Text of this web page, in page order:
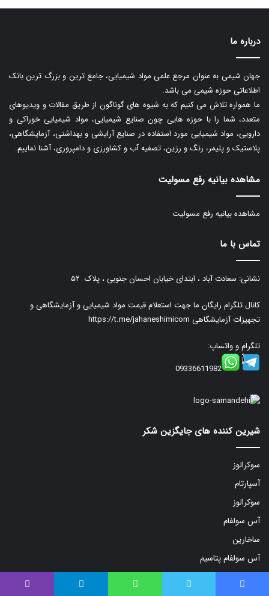
درباره ما
جهان شیمی به عنوان مرجع علمی مواد شیمیایی، جامع ترین و بزرگ ترین بانک
اطلاعاتی حوزه شیمی می باشد.
ما همواره تلاش می کنیم که به شیوه های گوناگون از طریق مقالات و ویدیوهای
متعدد، شما را با حوزه هایی چون صنایع شیمیایی، مواد شیمیایی خوراکی و
دارویی، مواد شیمیایی مورد استفاده در صنایع آرایشی و بهداشتی، آزمایشگاهی،
پلاستیک و پلیمر، رنگ و رزین، تصفیه آب و کشاورزی و دامپروری، آشنا نماییم.
مشاهده بیانیه رفع مسولیت
مشاهده بیانیه رفع مسولیت
تماس با ما
نشانی: سعادت آباد ، ابتدای خیابان احسان جنوبی ، پلاک ۵۲
کانال تلگرام رایگان ما جهت استعلام قیمت مواد شیمیایی و آزمایشگاهی و
تجهیزات آزمایشگاهی https://t.me/jahaneshimicom
تلگرام و واتساپ:
09336611982
شیرین کننده های جایگزین شکر
سوکرالوز
آسپارتام
سوکرالوز
آس سولفام
ساخارین
آس سولفام پتاسیم